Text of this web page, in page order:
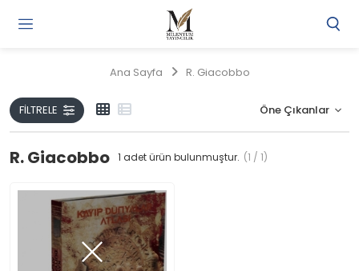
Ana Sayfa R. Giacobbo
FILTRELE
R. Giacobbo 1 adet ürün bulunmuştur. (1 / 1)